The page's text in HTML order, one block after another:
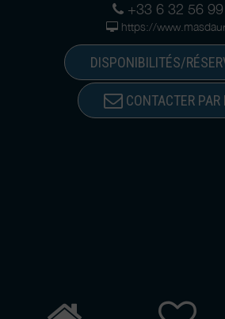
+33 6 32 56
https://
DISPONIBILITÉS/
CONTACTER PAR